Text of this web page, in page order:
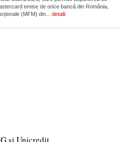
emise de orice bancă din România,
(MFM) din... detalii